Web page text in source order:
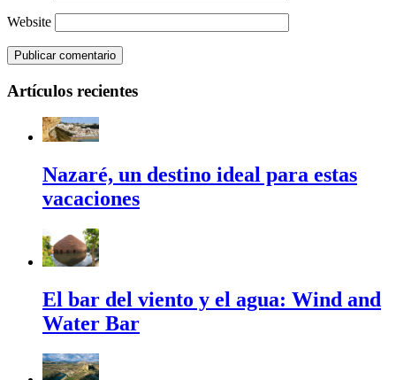
Website
Artículos recientes
Nazaré, un destino ideal para estas
vacaciones
El bar del viento y el agua: Wind and
Water Bar